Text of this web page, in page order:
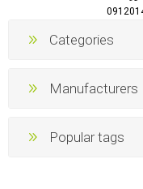
Categories
Manufacturers
Popular tags